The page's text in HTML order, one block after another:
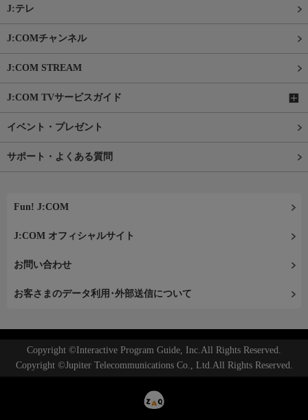
J:テレ
J:COMチャンネル
J:COM STREAM
J:COM TVサービスガイド
イベント・プレゼント
サポート・よくある質問
Fun! J:COM
J:COM オフィシャルサイト
お問い合わせ
お客さまのデータ利用･外部送信について
Copyright ©Interactive Program Guide, Inc.All Rights Reserved.
Copyright ©Jupiter Telecommunications Co., Ltd.All Rights Reserved.